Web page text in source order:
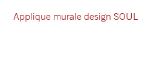
Applique murale design SOUL